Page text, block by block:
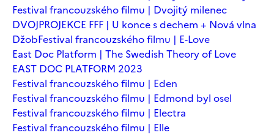
Festival francouzského filmu | Dvojitý milenec
DVOJPROJEKCE FFF | U konce s dechem + Nová vlna
DžobFestival francouzského filmu | E-Love
East Doc Platform | The Swedish Theory of Love
EAST DOC PLATFORM 2023
Festival francouzského filmu | Eden
Festival francouzského filmu | Edmond byl osel
Festival francouzského filmu | Electra
Festival francouzského filmu | Elle